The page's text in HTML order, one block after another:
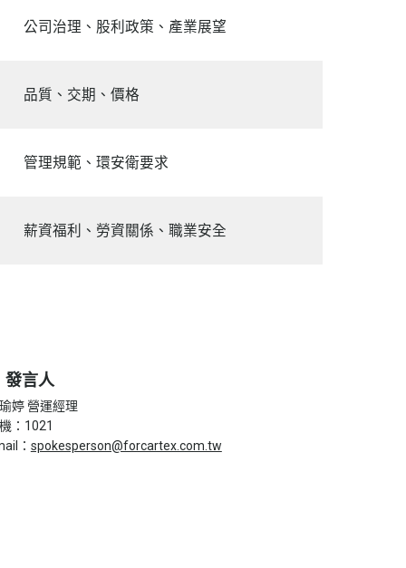
公司治理、股利政策、產業展望
品質、交期、價格
管理規範、環安衛要求
薪資福利、勞資關係、職業安全
發言人
婷 營運經理
：1021
： spokesperson@forcartex.com.tw